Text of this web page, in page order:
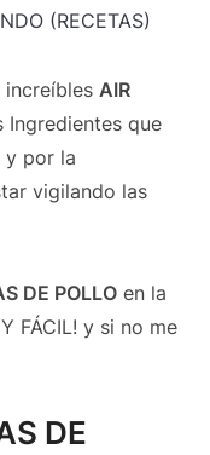
(RECETAS)
increíbles AIR
que
y por la
vigilando las
DE POLLOen la
FÁCIL! y si no me
DE